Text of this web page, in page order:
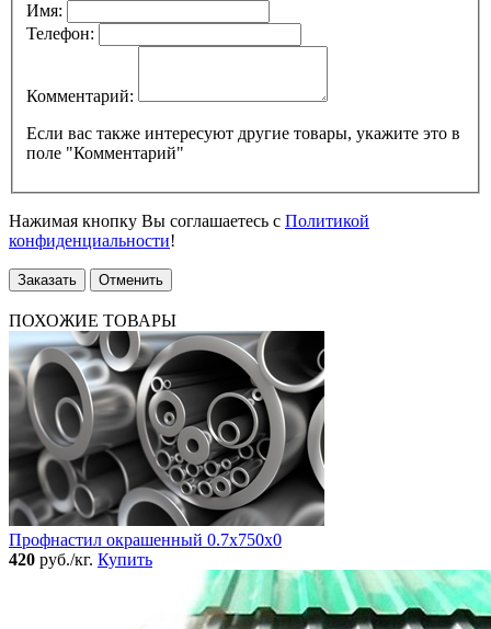
Имя:
Телефон:
Комментарий:
Если вас также интересуют другие товары, укажите это в
поле "Комментарий"
Нажимая кнопку Вы соглашаетесь с Политикой
конфиденциальности!
Заказать Отменить
ПОХОЖИЕ ТОВАРЫ
Профнастил окрашенный 0.7x750x0
420 руб./кг. Купить